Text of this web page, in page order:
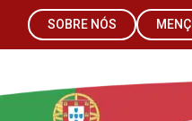
SOBRE NÓS